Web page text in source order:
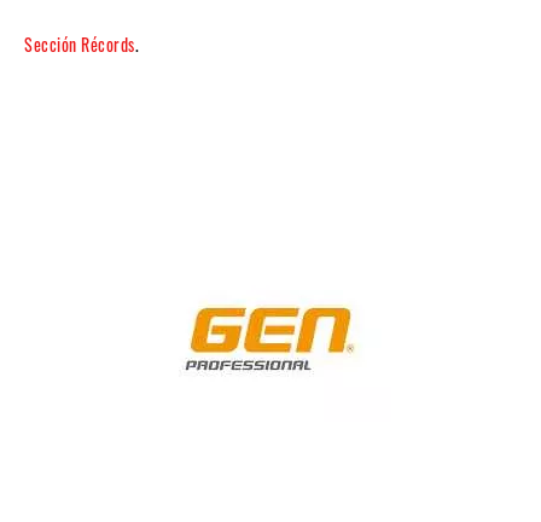
Sección Récords.